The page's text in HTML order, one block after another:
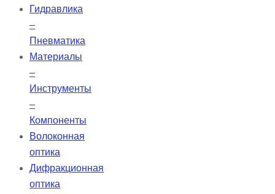
Гидравлика
–
Пневматика
Материалы
–
Инструменты
–
Компоненты
Волоконная
оптика
Дифракционная
оптика